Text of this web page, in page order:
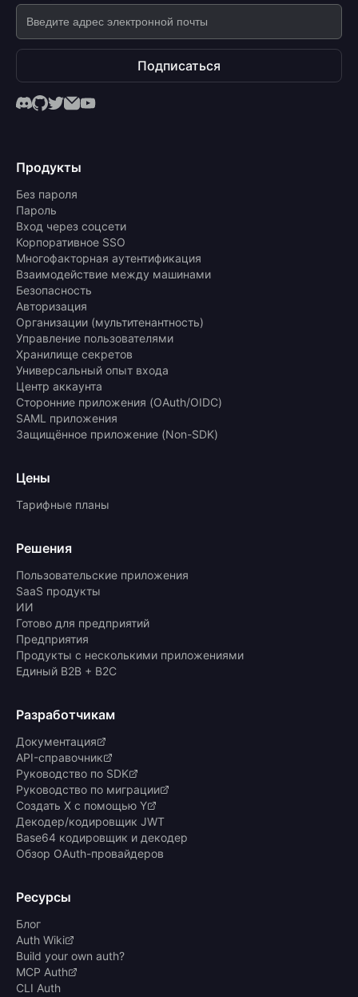
Подписаться
Продукты
Без пароля
Пароль
Вход через соцсети
Корпоративное SSO
Многофакторная аутентификация
Взаимодействие между машинами
Безопасность
Авторизация
Организации (мультитенантность)
Управление пользователями
Хранилище секретов
Универсальный опыт входа
Центр аккаунта
Сторонние приложения (OAuth/OIDC)
SAML приложения
Защищённое приложение (Non-SDK)
Цены
Тарифные планы
Решения
Пользовательские приложения
SaaS продукты
ИИ
Готово для предприятий
Предприятия
Продукты с несколькими приложениями
Единый B2B + B2C
Разработчикам
Документация
API-справочник
Руководство по SDK
Руководство по миграции
Создать X с помощью Y
Декодер/кодировщик JWT
Base64 кодировщик и декодер
Обзор OAuth-провайдеров
Ресурсы
Блог
Auth Wiki
Build your own auth?
MCP Auth
CLI Auth